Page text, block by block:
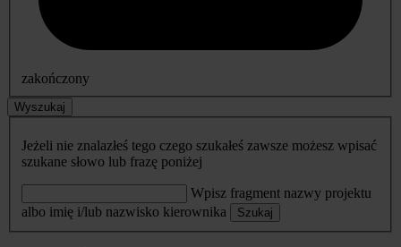
zakończony
Wyszukaj
Jeżeli nie znalazłeś tego czego szukałeś zawsze możesz wpisać
szukane słowo lub frazę poniżej
Wpisz fragment nazwy projektu
albo imię i/lub nazwisko kierownika
Szukaj